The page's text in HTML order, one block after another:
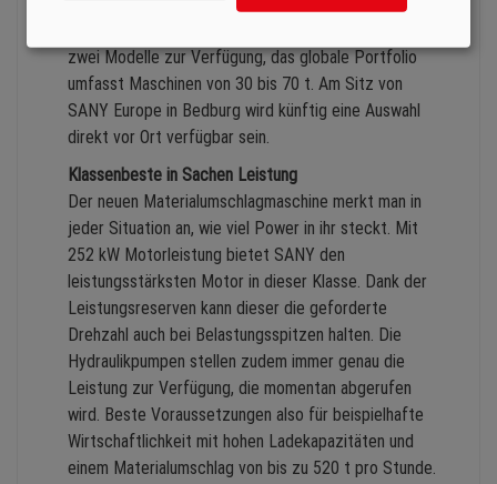
zwei Modelle zur Verfügung, das globale Portfolio
umfasst Maschinen von 30 bis 70 t. Am Sitz von
SANY Europe in Bedburg wird künftig eine Auswahl
direkt vor Ort verfügbar sein.
Klassenbeste in Sachen Leistung
Der neuen Materialumschlagmaschine merkt man in
jeder Situation an, wie viel Power in ihr steckt. Mit
252 kW Motorleistung bietet SANY den
leistungsstärksten Motor in dieser Klasse. Dank der
Leistungsreserven kann dieser die geforderte
Drehzahl auch bei Belastungsspitzen halten. Die
Hydraulikpumpen stellen zudem immer genau die
Leistung zur Verfügung, die momentan abgerufen
wird. Beste Voraussetzungen also für beispielhafte
Wirtschaftlichkeit mit hohen Ladekapazitäten und
einem Materialumschlag von bis zu 520 t pro Stunde.